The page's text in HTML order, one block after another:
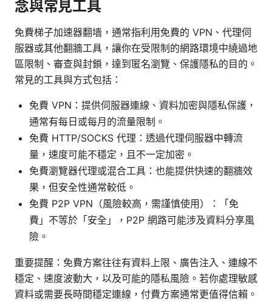
念與常見工具
免費梯子加速器翻墙，通常指利用免費的 VPN、代理伺
服器或其他翻牆工具，讓你在受限制的網路環境中繞過地
區限制、審查與封鎖，達到匿名瀏覽、保護隱私的目的。
常見的工具與方式包括：
免費 VPN：提供伺服器連線、資料加密與隱私保護，
通常有每日或每月的流量限制。
免費 HTTP/SOCKS 代理：透過代理伺服器中轉流
量，速度可能不穩定，且不一定加密。
免費瀏覽器代理或混合工具：也能提供快速的翻牆效
果，但安全性通常較低。
免費 P2P VPN（風險較高，需謹慎使用）：「免
費」不等於「安全」，P2P 網路可能涉及資料分享風
險。
重要提醒：免費方案往往有資料上限、廣告注入、連線不
穩定、速度波動大，以及可能的隱私風險。若你處理敏感
資料或需要長時間穩定連線，付費方案通常更值得信賴。